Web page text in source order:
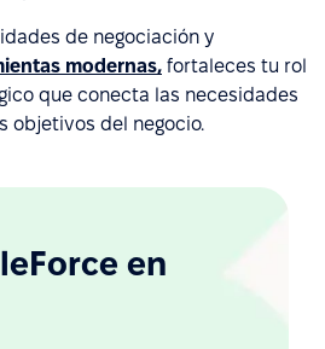
de negociación y
modernas, fortaleces tu rol
que conecta las necesidades
objetivos del negocio.
en